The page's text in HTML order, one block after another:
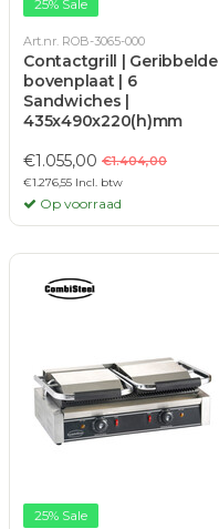
25% Sale
Art.nr. ROB-3065-000
Contactgrill | Geribbelde
bovenplaat | 6
Sandwiches |
435x490x220(h)mm
€1.055,00 €1.404,00
€1.276,55 Incl. btw
Op voorraad
25% Sale